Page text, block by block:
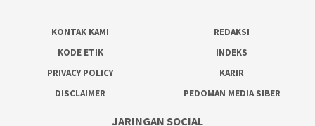
KONTAK KAMI
REDAKSI
KODE ETIK
INDEKS
PRIVACY POLICY
KARIR
DISCLAIMER
PEDOMAN MEDIA SIBER
JARINGAN SOCIAL